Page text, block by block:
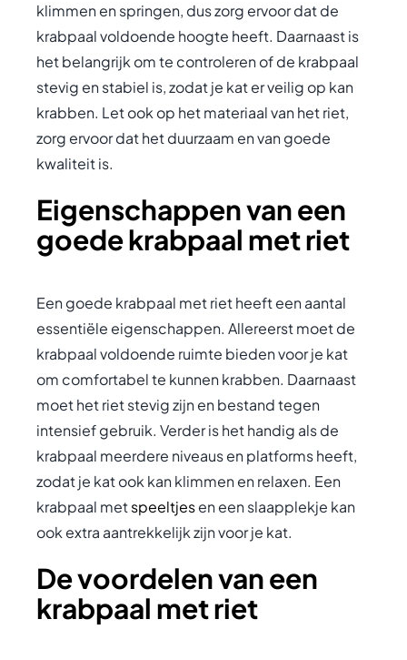
klimmen en springen, dus zorg ervoor dat de
krabpaal voldoende hoogte heeft. Daarnaast is
het belangrijk om te controleren of de krabpaal
stevig en stabiel is, zodat je kat er veilig op kan
krabben. Let ook op het materiaal van het riet,
zorg ervoor dat het duurzaam en van goede
kwaliteit is.
Eigenschappen van een
goede krabpaal met riet
Een goede krabpaal met riet heeft een aantal
essentiële eigenschappen. Allereerst moet de
krabpaal voldoende ruimte bieden voor je kat
om comfortabel te kunnen krabben. Daarnaast
moet het riet stevig zijn en bestand tegen
intensief gebruik. Verder is het handig als de
krabpaal meerdere niveaus en platforms heeft,
zodat je kat ook kan klimmen en relaxen. Een
krabpaal metspeeltjesen een slaapplekje kan
ook extra aantrekkelijk zijn voor je kat.
De voordelen van een
krabpaal met riet